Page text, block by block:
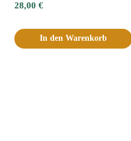
28,00 €
In den Warenkorb